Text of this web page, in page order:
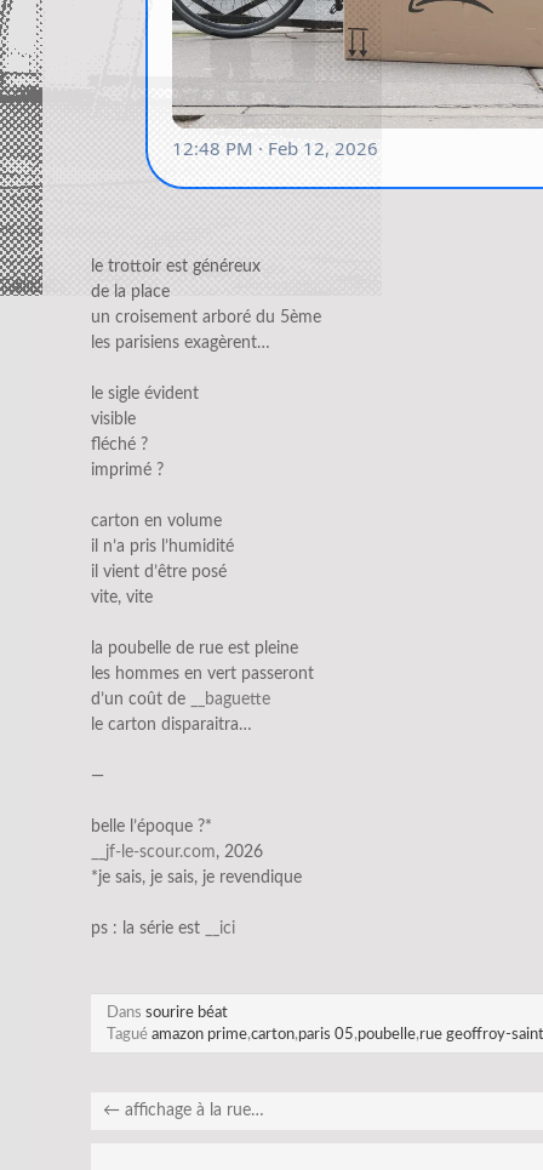
le trottoir est généreux
de la place
un croisement arboré du 5ème
les parisiens exagèrent…
le sigle évident
visible
fléché ?
imprimé ?
carton en volume
il n’a pris l’humidité
il vient d’être posé
vite, vite
la poubelle de rue est pleine
les hommes en vert passeront
d’un coût de
__baguette
le carton disparaitra…
—
belle l’époque ?*
__jf-le-scour.com, 2026
*je sais, je sais, je revendique
ps : la série est __ici
Dans sourire béat
Tagué amazon prime,carton,paris 05,poubelle,rue geoffroy-
← affichage à la rue…